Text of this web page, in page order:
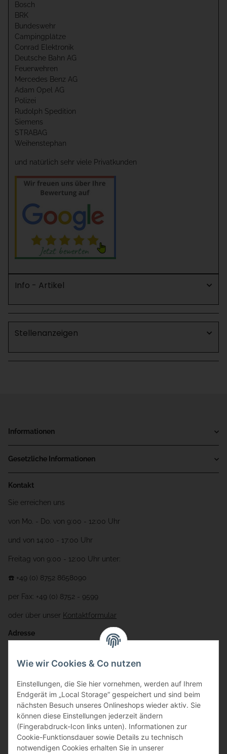
Bosch
BRK
Bundeswehr
Campingplätze
Conrad Elektronik
Deutsche Bahn AG
Feuerwehren
Mercedes Benz AG
Adam Opel AG
Polizei
Rudolph Spedition
Siemens
STRABAG
Weihenstephan
und natürlich sehr viele Privatkunden
Info - Artikel
Stellenanzeigen
Informationen
Gesetzliche Informationen
Kontakt
Sie erreichen uns
von Mo. - Do. von 9:00 - 12:00 Uhr
und von 14:00 - 17:00 Uhr
Freitag von 9:00 - 12:00 Uhr unter:
☎️ +49 (0) 8752 8658090
per Fax: +49 (0) 8752 - 9599
oder über unser Kontaktformular
Adresse
Gewerbering 17
84072 Au i.d. Hallertau
info@bauer-tore.de
Wie wir Cookies & Co nutzen
Einstellungen, die Sie hier vornehmen, werden auf Ihrem
Endgerät im „Local Storage“ gespeichert und sind beim
nächsten Besuch unseres Onlineshops wieder aktiv. Sie
können diese Einstellungen jederzeit ändern
(Fingerabdruck-Icon links unten). Informationen zur
Cookie-Funktionsdauer sowie Details zu technisch
notwendigen Cookies erhalten Sie in unserer